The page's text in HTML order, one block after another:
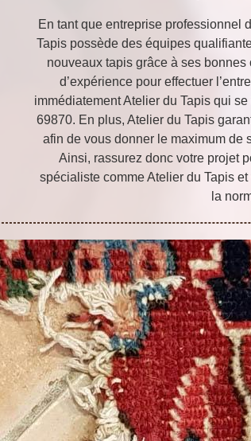
En tant que entreprise professionnel
Tapis possède des équipes
nouveaux tapis grâce à ses bonnes
d’expérience pour effectuer
immédiatement Atelier du Tapis qui
69870. En plus, Atelier du Tapis
afin de vous donner le maximum de
Ainsi, rassurez donc votre projet
spécialiste comme Atelier du Tapis
la